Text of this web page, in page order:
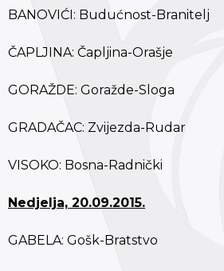
BANOVIĆI: Budućnost-Branitelj
ČAPLJINA: Čapljina-Orašje
GORAŽDE: Goražde-Sloga
GRADAČAC: Zvijezda-Rudar
VISOKO: Bosna-Radnički
Nedjelja, 20.09.2015.
GABELA: Gošk-Bratstvo